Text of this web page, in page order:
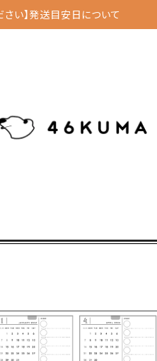
さい】発送目安日について